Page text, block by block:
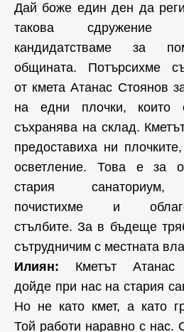
Дай боже един ден да
такова
кандидатстваме за
общината. Потърсихме
от кмета Атанас Стоянов
на едни плочки, които
съхранява на склад.
предоставиха ни
осветление. Това е за
стария санаториум,
почистихме и
стълбите. За в бъдеще
сътрудничим с местната
Илиян: Кметът Атанас
дойде при нас на стария
Но не като кмет, а като
Той работи наравно с нас.